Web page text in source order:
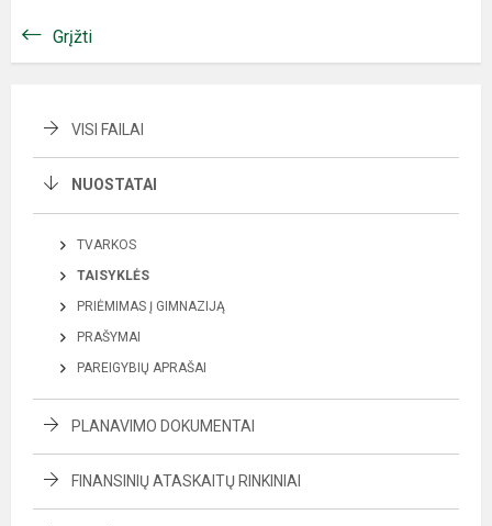
Grįžti
VISI FAILAI
NUOSTATAI
TVARKOS
TAISYKLĖS
PRIĖMIMAS Į GIMNAZIJĄ
PRAŠYMAI
PAREIGYBIŲ APRAŠAI
PLANAVIMO DOKUMENTAI
FINANSINIŲ ATASKAITŲ RINKINIAI